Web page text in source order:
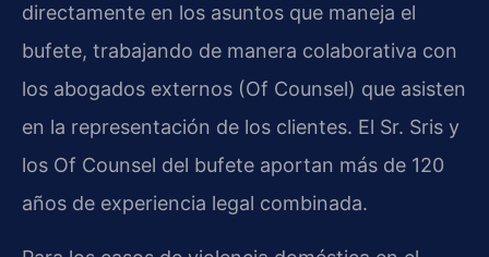
directamente en los asuntos que maneja el
bufete, trabajando de manera colaborativa con
los abogados externos (Of Counsel) que asisten
en la representación de los clientes. El Sr. Sris y
los Of Counsel del bufete aportan más de 120
años de experiencia legal combinada.